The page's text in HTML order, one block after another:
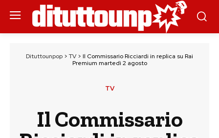
Dituttounpop > TV > Il Commissario Ricciardi in replica su Rai
Premium martedì 2 agosto
TV
Il Commissario